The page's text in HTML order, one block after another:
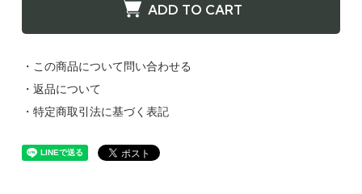
ADD TO CART
・この商品について問い合わせる
・返品について
・特定商取引法に基づく表記